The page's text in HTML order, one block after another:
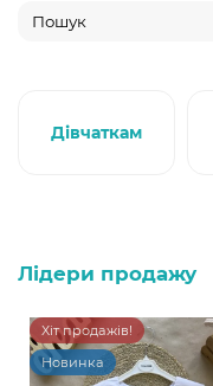
Дівчаткам
Лідери продажу
Хіт продажів!
Новинка